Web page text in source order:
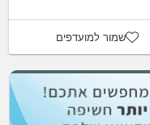
שמור למועדפים